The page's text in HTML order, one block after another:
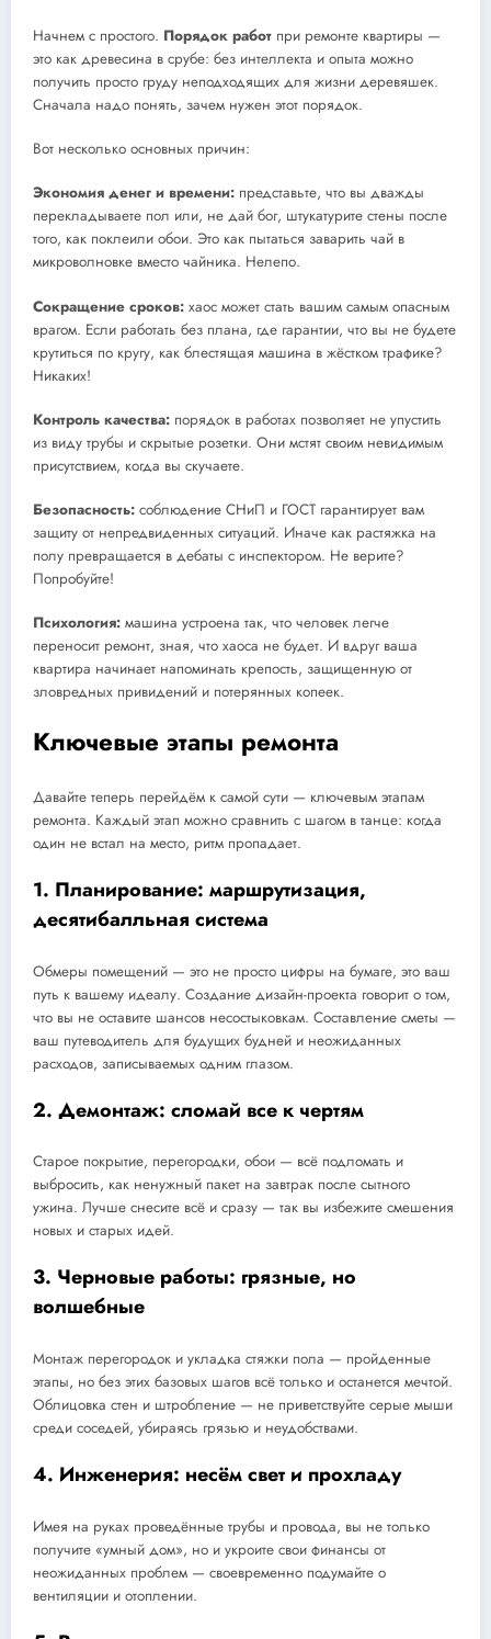
Начнем с простого. Порядок работ при ремонте квартиры —
это как древесина в срубе: без интеллекта и опыта можно
получить просто груду неподходящих для жизни деревяшек.
Сначала надо понять, зачем нужен этот порядок.
Вот несколько основных причин:
Экономия денег и времени: представьте, что вы дважды
перекладываете пол или, не дай бог, штукатурите стены после
того, как поклеили обои. Это как пытаться заварить чай в
микроволновке вместо чайника. Нелепо.
Сокращение сроков: хаос может стать вашим самым опасным
врагом. Если работать без плана, где гарантии, что вы не будете
крутиться по кругу, как блестящая машина в жёстком трафике?
Никаких!
Контроль качества: порядок в работах позволяет не упустить
из виду трубы и скрытые розетки. Они мстят своим невидимым
присутствием, когда вы скучаете.
Безопасность: соблюдение СНиП и ГОСТ гарантирует вам
защиту от непредвиденных ситуаций. Иначе как растяжка на
полу превращается в дебаты с инспектором. Не верите?
Попробуйте!
Психология: машина устроена так, что человек легче
переносит ремонт, зная, что хаоса не будет. И вдруг ваша
квартира начинает напоминать крепость, защищенную от
зловредных привидений и потерянных копеек.
Ключевые этапы ремонта
Давайте теперь перейдём к самой сути — ключевым этапам
ремонта. Каждый этап можно сравнить с шагом в танце: когда
один не встал на место, ритм пропадает.
1. Планирование: маршрутизация,
десятибалльная система
Обмеры помещений — это не просто цифры на бумаге, это ваш
путь к вашему идеалу. Создание дизайн-проекта говорит о том,
что вы не оставите шансов несостыковкам. Составление сметы —
ваш путеводитель для будущих будней и неожиданных
расходов, записываемых одним глазом.
2. Демонтаж: сломай все к чертям
Старое покрытие, перегородки, обои — всё подломать и
выбросить, как ненужный пакет на завтрак после сытного
ужина. Лучше снесите всё и сразу — так вы избежите смешения
новых и старых идей.
3. Черновые работы: грязные, но
волшебные
Монтаж перегородок и укладка стяжки пола — пройденные
этапы, но без этих базовых шагов всё только и останется мечтой.
Облицовка стен и штробление — не приветствуйте серые мыши
среди соседей, убираясь грязью и неудобствами.
4. Инженерия: несём свет и прохладу
Имея на руках проведённые трубы и провода, вы не только
получите «умный дом», но и укроите свои финансы от
неожиданных проблем — своевременно подумайте о
вентиляции и отоплении.